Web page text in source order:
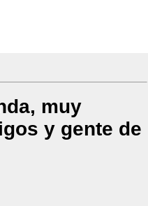
muy
y gente de